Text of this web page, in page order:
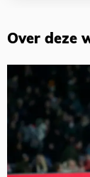
Over deze